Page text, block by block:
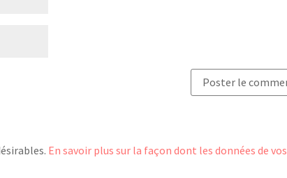
En savoir plus sur la façon dont les données de vos